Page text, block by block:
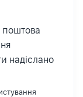
поштова
надіслано